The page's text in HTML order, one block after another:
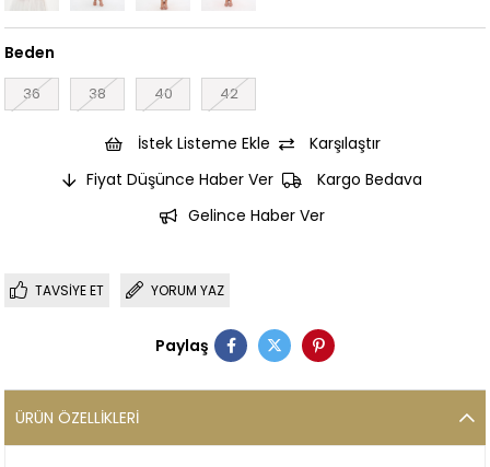
Beden
36 38 40 42
İstek Listeme Ekle
Karşılaştır
Fiyat Düşünce Haber Ver
Kargo Bedava
Gelince Haber Ver
TAVSIYE ET YORUM YAZ
Paylaş
ÜRÜN ÖZELLIKLERI